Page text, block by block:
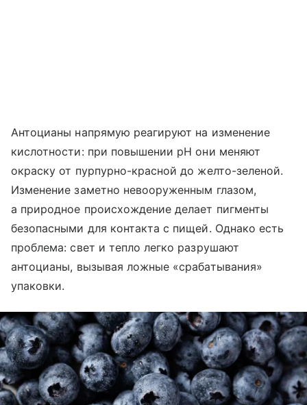
Антоцианы напрямую реагируют на изменение
кислотности: при повышении pH они меняют
окраску от пурпурно-красной до желто-зеленой.
Изменение заметно невооруженным глазом,
а природное происхождение делает пигменты
безопасными для контакта с пищей. Однако есть
проблема: свет и тепло легко разрушают
антоцианы, вызывая ложные «срабатывания»
упаковки.